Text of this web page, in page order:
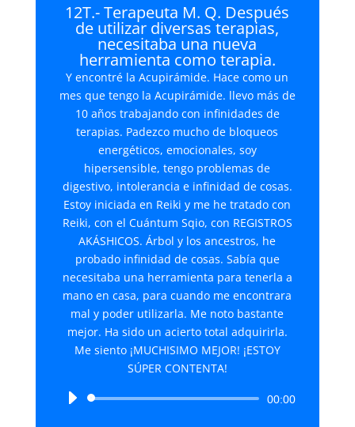
12T.- Terapeuta M. Q. Después
de utilizar diversas terapias,
necesitaba una nueva
herramienta como terapia.
Y encontré la Acupirámide. Hace como un
mes que tengo la Acupirámide. llevo más de
10 años trabajando con infinidades de
terapias. Padezco mucho de bloqueos
energéticos, emocionales, soy
hipersensible, tengo problemas de
digestivo, intolerancia e infinidad de cosas.
Estoy iniciada en Reiki y me he tratado con
Reiki, con el Cuántum Sqio, con REGISTROS
AKÁSHICOS. Árbol y los ancestros, he
probado infinidad de cosas. Sabía que
necesitaba una herramienta para tenerla a
mano en casa, para cuando me encontrara
mal y poder utilizarla. Me noto bastante
mejor. Ha sido un acierto total adquirirla.
Me siento ¡MUCHISIMO MEJOR! ¡ESTOY
SÚPER CONTENTA!
Reproductor
00:00